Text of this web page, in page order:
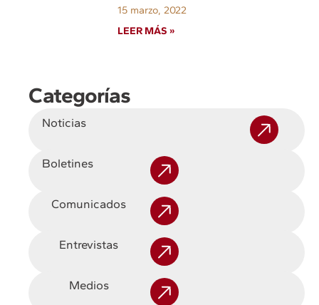
15 marzo, 2022
LEER MÁS »
Categorías
Noticias
Boletines
Comunicados
Entrevistas
Medios